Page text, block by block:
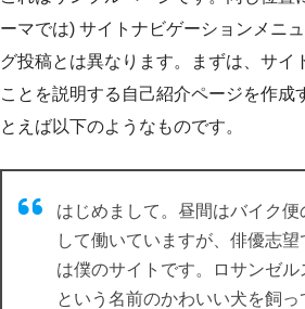
ーマでは) サイトナビゲーションメニ
グ投稿とは異なります。まずは、サイ
ことを説明する自己紹介ページを作成
とえば以下のようなものです。
はじめまして。昼間はバイク便
して働いていますが、俳優志
は僕のサイトです。ロサンゼル
という名前のかわいい犬を飼